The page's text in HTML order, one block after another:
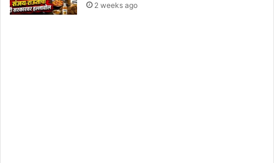
2 weeks ago